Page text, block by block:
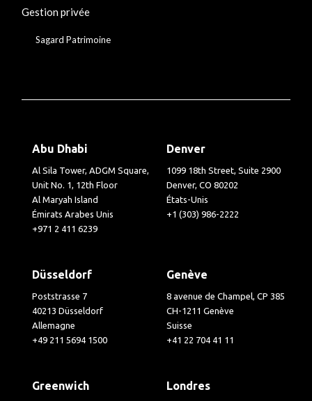
Gestion privée
Sagard Patrimoine
Abu Dhabi
Al Sila Tower, ADGM Square,
Unit No. 1, 12th Floor
Al Maryah Island
Émirats Arabes Unis
+971 2 411 6239
Denver
1099 18th Street, Suite 2900
Denver, CO 80202
États-Unis
+1 (303) 986-2222
Düsseldorf
Poststrasse 7
40213 Düsseldorf
Allemagne
+49 211 5694 1500
Genève
8 avenue de Champel, CP 385
CH-1211 Genève
Suisse
+41 22 704 41 11
Greenwich Londres